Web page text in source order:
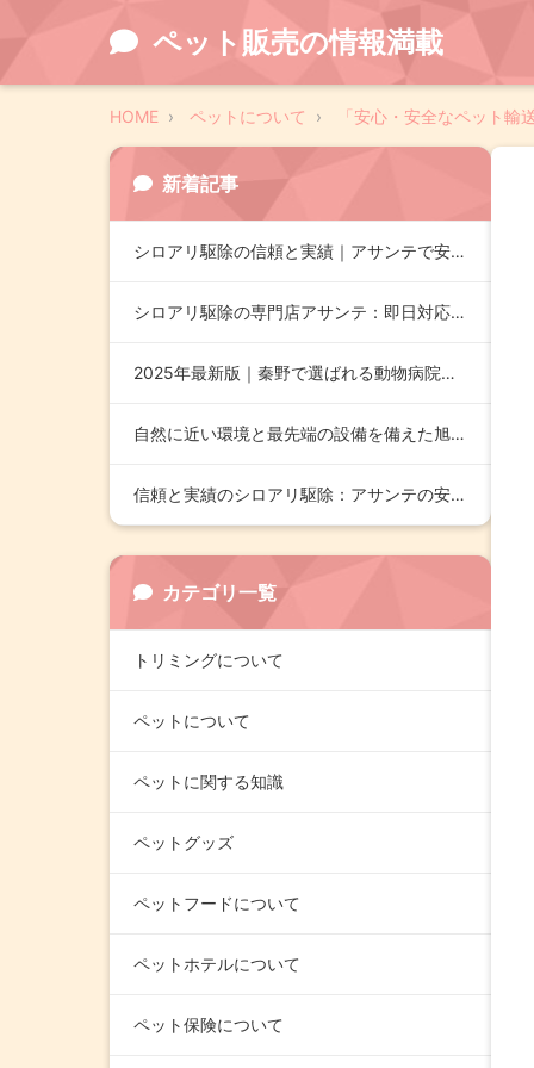
ペット販売の情報満載
HOME ペットについて 「安心・安全なペット輸
新着記事
シロアリ駆除の信頼と実績｜アサンテで安心の土日祝対応と即日施…
シロアリ駆除の専門店アサンテ：即日対応と無料診断で安心のサー…
2025年最新版｜秦野で選ばれる動物病院のポイントとおすすめ…
自然に近い環境と最先端の設備を備えた旭川市の緑の森どうぶつ病…
信頼と実績のシロアリ駆除：アサンテの安心サポートと即日対応
カテゴリ一覧
トリミングについて
ペットについて
ペットに関する知識
ペットグッズ
ペットフードについて
ペットホテルについて
ペット保険について